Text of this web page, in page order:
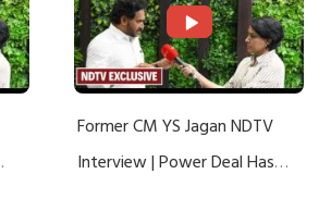
Former CM YS Jagan NDTV
Interview | Power Deal Has